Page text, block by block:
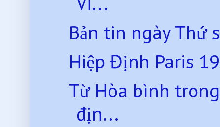
Bản tin ngày Thứ
Hiệp Định Paris
Từ Hòa bình
địn...